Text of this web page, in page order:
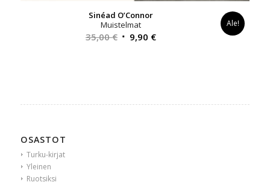
Sinéad O’Connor
Muistelmat
35,00€ Alkuperäinen
9,90 €Nykyinen
Ale!
OSASTOT
Turku-kirjat
Yleinen
Ruotsiksi